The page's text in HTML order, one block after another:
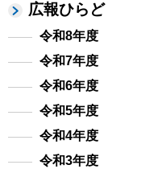
広報ひらど
令和8年度
令和7年度
令和6年度
令和5年度
令和4年度
令和3年度